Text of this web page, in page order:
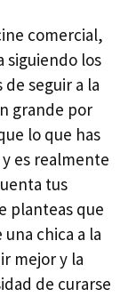
comercial,
siguiendo los
seguir a la
grande por
lo que has
es realmente
tus
planteas que
chica a la
mejor y la
de curarse